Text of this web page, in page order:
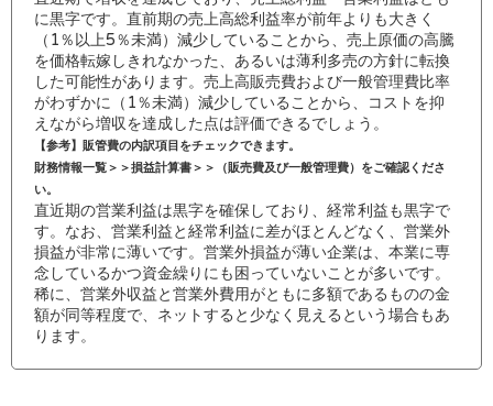
に黒字です。直前期の売上高総利益率が前年よりも大きく
（1％以上5％未満）減少していることから、売上原価の高騰
を価格転嫁しきれなかった、あるいは薄利多売の方針に転換
した可能性があります。売上高販売費および一般管理費比率
がわずかに（1％未満）減少していることから、コストを抑
えながら増収を達成した点は評価できるでしょう。
【参考】販管費の内訳項目をチェックできます。
財務情報一覧＞＞損益計算書＞＞（販売費及び一般管理費）をご確認くださ
い。
直近期の営業利益は黒字を確保しており、経常利益も黒字で
す。なお、営業利益と経常利益に差がほとんどなく、営業外
損益が非常に薄いです。営業外損益が薄い企業は、本業に専
念しているかつ資金繰りにも困っていないことが多いです。
稀に、営業外収益と営業外費用がともに多額であるものの金
額が同等程度で、ネットすると少なく見えるという場合もあ
ります。